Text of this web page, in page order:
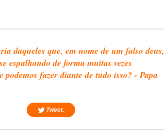
daqueles que, em nome de um falso deus,
espalhando de forma muitas vezes
podemos fazer diante de tudo isso? - Papa
Tweet.